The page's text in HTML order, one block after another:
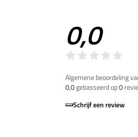
0,0
Algemene beoordeling
0,0gebasseerd op0
Schrijf een review